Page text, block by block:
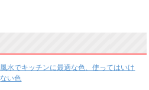
風水でキッチンに最適な色、使ってはいけ
ない色